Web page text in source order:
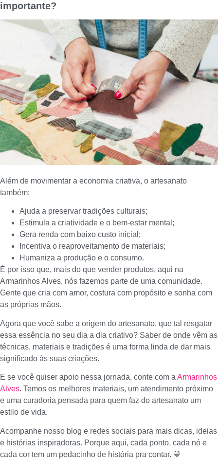
importante?
Além de movimentar a economia criativa, o artesanato
também:
Ajuda a preservar tradições culturais;
Estimula a criatividade e o bem-estar mental;
Gera renda com baixo custo inicial;
Incentiva o reaproveitamento de materiais;
Humaniza a produção e o consumo.
É por isso que, mais do que vender produtos, aqui na
Armarinhos Alves, nós fazemos parte de uma comunidade.
Gente que cria com amor, costura com propósito e sonha com
as próprias mãos.
Agora que você sabe a origem do artesanato, que tal resgatar
essa essência no seu dia a dia criativo? Saber de onde vêm as
técnicas, materiais e tradições é uma forma linda de dar mais
significado às suas criações.
E se você quiser apoio nessa jornada, conte com a Armarinhos
Alves. Temos os melhores materiais, um atendimento próximo
e uma curadoria pensada para quem faz do artesanato um
estilo de vida.
Acompanhe nosso blog e redes sociais para mais dicas, ideias
e histórias inspiradoras. Porque aqui, cada ponto, cada nó e
cada cor tem um pedacinho de história pra contar. 💛